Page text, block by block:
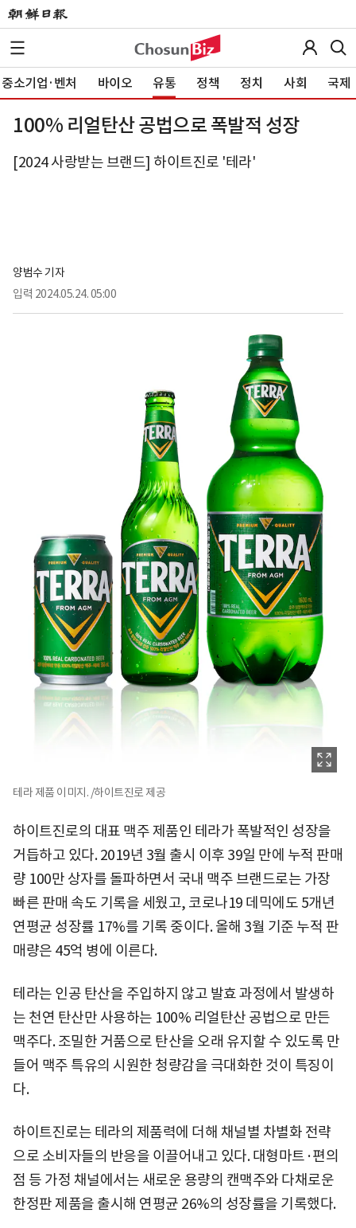
중소기업·벤처 바이오 유통 정책 정치 사회 국제
100% 리얼탄산 공법으로 폭발적 성장
[2024 사랑받는 브랜드] 하이트진로 '테라'
양범수 기자
입력 2024.05.24. 05:00
테라 제품 이미지. /하이트진로 제공
하이트진로의 대표 맥주 제품인 테라가 폭발적인 성장을
거듭하고 있다. 2019년 3월 출시 이후 39일 만에 누적 판매
량 100만 상자를 돌파하면서 국내 맥주 브랜드로는 가장
빠른 판매 속도 기록을 세웠고, 코로나19 데믹에도 5개년
연평균 성장률 17%를 기록 중이다. 올해 3월 기준 누적 판
매량은 45억 병에 이른다.
테라는 인공 탄산을 주입하지 않고 발효 과정에서 발생하
는 천연 탄산만 사용하는 100% 리얼탄산 공법으로 만든
맥주다. 조밀한 거품으로 탄산을 오래 유지할 수 있도록 만
들어 맥주 특유의 시원한 청량감을 극대화한 것이 특징이
다.
하이트진로는 테라의 제품력에 더해 채널별 차별화 전략
으로 소비자들의 반응을 이끌어내고 있다. 대형마트·편의
점 등 가정 채널에서는 새로운 용량의 캔맥주와 다채로운
한정판 제품을 출시해 연평균 26%의 성장률을 기록했다.